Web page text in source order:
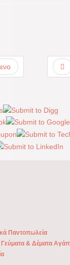
Παντοπωλεία
& Δέματα